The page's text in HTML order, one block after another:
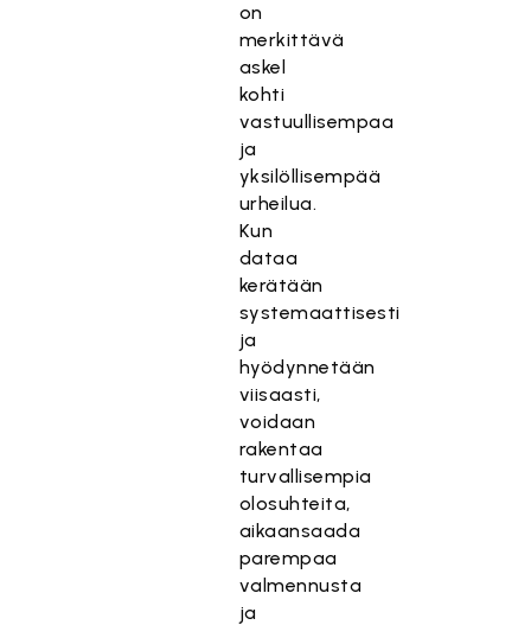
on
merkittävä
askel
kohti
vastuullisempaa
ja
yksilöllisempää
urheilua.
Kun
dataa
kerätään
systemaattisesti
ja
hyödynnetään
viisaasti,
voidaan
rakentaa
turvallisempia
olosuhteita,
aikaansaada
parempaa
valmennusta
ja